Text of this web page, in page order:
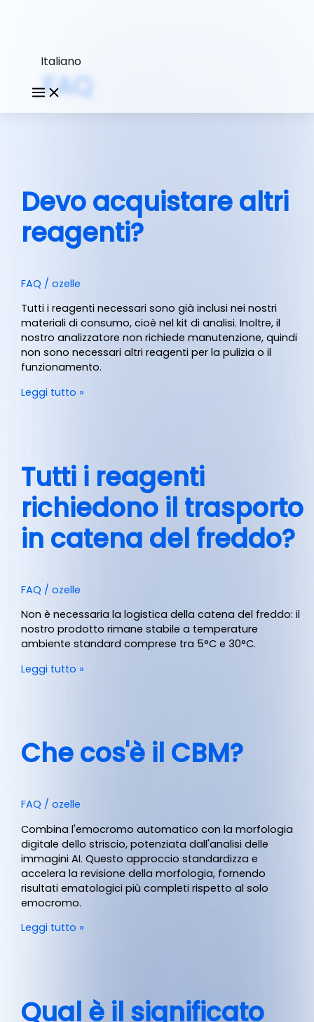
Italiano
FAQ
Devo acquistare altri
reagenti?
FAQ /ozelle
Tutti i reagenti necessari sono già inclusi nei nostri
materiali di consumo, cioè nel kit di analisi. Inoltre, il
nostro analizzatore non richiede manutenzione, quindi
non sono necessari altri reagenti per la pulizia o il
funzionamento.
Leggi tutto »
Tutti i reagenti
richiedono il trasporto
in catena del freddo?
FAQ /ozelle
Non è necessaria la logistica della catena del freddo: il
nostro prodotto rimane stabile a temperature
ambiente standard comprese tra 5°C e 30°C.
Leggi tutto »
Che cos'è il CBM?
FAQ /ozelle
Combina l'emocromo automatico con la morfologia
digitale dello striscio, potenziata dall'analisi delle
immagini AI. Questo approccio standardizza e
accelera la revisione della morfologia, fornendo
risultati ematologici più completi rispetto al solo
emocromo.
Leggi tutto »
Qual è il significato